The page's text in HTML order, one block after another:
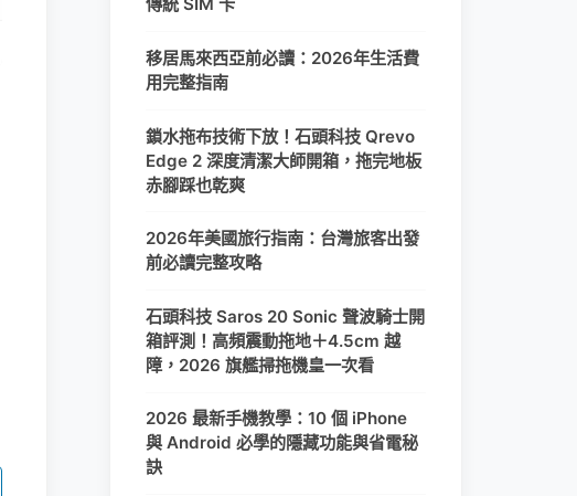
傳統 SIM 卡
移居馬來西亞前必讀：2026年生活費
用完整指南
鎖水拖布技術下放！石頭科技 Qrevo
Edge 2 深度清潔大師開箱，拖完地板
赤腳踩也乾爽
2026年美國旅行指南：台灣旅客出發
前必讀完整攻略
石頭科技 Saros 20 Sonic 聲波騎士開
箱評測！高頻震動拖地＋4.5cm 越
障，2026 旗艦掃拖機皇一次看
2026 最新手機教學：10 個 iPhone
與 Android 必學的隱藏功能與省電秘
訣